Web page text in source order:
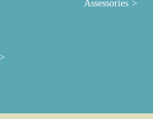
Assessories